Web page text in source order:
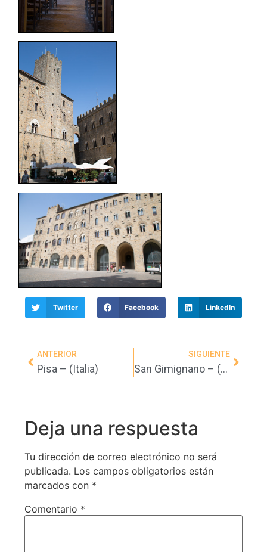
Twitter Facebook LinkedIn
ANTERIOR
Pisa – (Italia)
SIGUIENTE
San Gimignano – (Italia)
Deja una respuesta
Tu dirección de correo electrónico no será
publicada. Los campos obligatorios están
marcados con *
Comentario *